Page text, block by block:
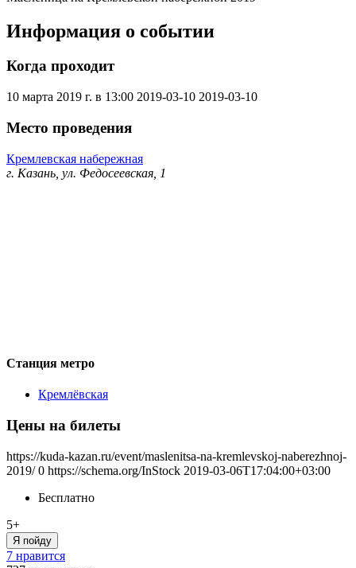
Информация о событии
Когда проходит
10 марта 2019 г. в 13:00 2019-03-10 2019-03-10
Место проведения
Кремлевская набережная
г. Казань, ул. Федосеевская, 1
Станция метро
Кремлёвская
Цены на билеты
https://kuda-kazan.ru/event/maslenitsa-na-kremlevskoj-naberezhnoj-
2019/ 0 https://schema.org/InStock 2019-03-06T17:04:00+03:00
Бесплатно
5+
Я пойду
7 нравится